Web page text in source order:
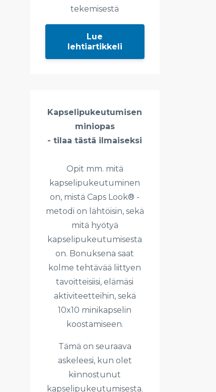
tekemisestä
Lue
lehtiartikkeli
Kapselipukeutumisen
miniopas
- tilaa tästä ilmaiseksi
Opit mm. mitä
kapselipukeutuminen
on, mistä Caps Look® -
metodi on lähtöisin, sekä
mitä hyötyä
kapselipukeutumisesta
on. Bonuksena saat
kolme tehtävää liittyen
tavoitteisiisi, elämäsi
aktiviteetteihin, sekä
10x10 minikapselin
koostamiseen.
Tämä on seuraava
askeleesi, kun olet
kiinnostunut
kapselipukeutumisesta.